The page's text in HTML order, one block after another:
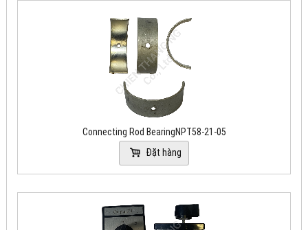
Connecting Rod BearingNPT58-21-05
Đặt hàng